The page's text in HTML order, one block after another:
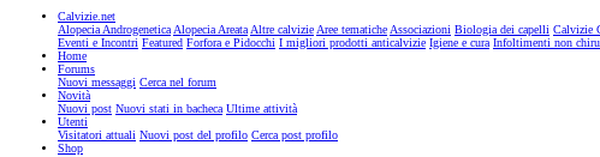
Calvizie.net
Alopecia AndrogeneticaAlopecia AreataAltre calvizieAree tematicheAssociazioni Biologia dei capelli Calvizie
Eventi e Incontri Featured Forfora e Pidocchi I migliori prodotti anticalvizie Igiene e cura Infoltimenti non
Home
Forums
Nuovi messaggi Cerca nel forum
Novità
Nuovi post Nuovi stati in bacheca Ultime attività
Utenti
Visitatori attuali Nuovi post del profilo Cerca post profilo
Shop